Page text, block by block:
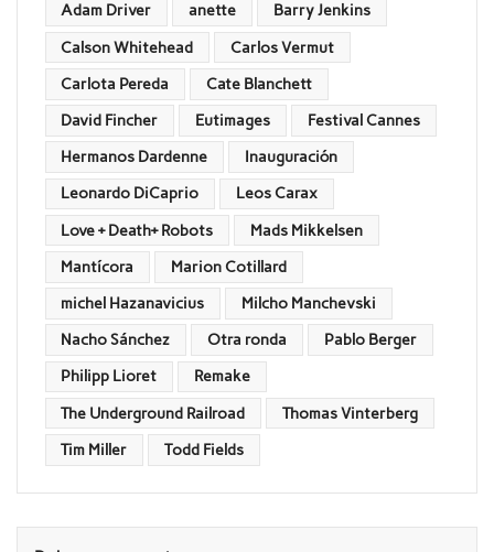
Adam Driver anette Barry Jenkins
Calson Whitehead Carlos Vermut
Carlota Pereda Cate Blanchett
David Fincher Eutimages Festival Cannes
Hermanos Dardenne Inauguración
Leonardo DiCaprio Leos Carax
Love + Death+ Robots Mads Mikkelsen
Mantícora Marion Cotillard
michel Hazanavicius Milcho Manchevski
Nacho Sánchez Otra ronda Pablo Berger
Philipp Lioret Remake
The Underground Railroad Thomas Vinterberg
Tim Miller Todd Fields